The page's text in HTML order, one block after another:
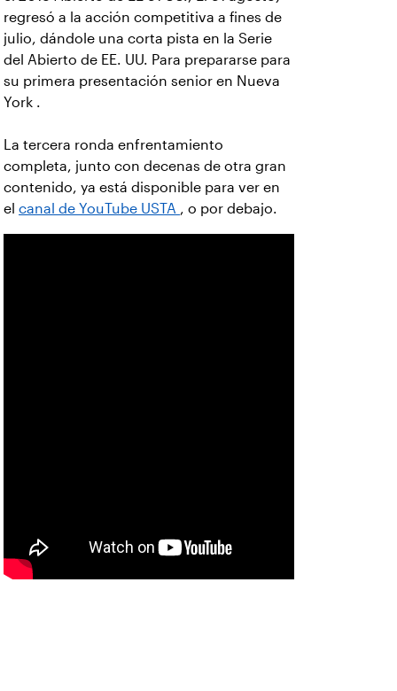
regresó a la acción competitiva a fines de
julio, dándole una corta pista en la Serie
del Abierto de EE. UU. Para prepararse para
su primera presentación senior en Nueva
York .
La tercera ronda enfrentamiento
completa, junto con decenas de otra gran
contenido, ya está disponible para ver en
el canal de YouTube USTA , o por debajo.